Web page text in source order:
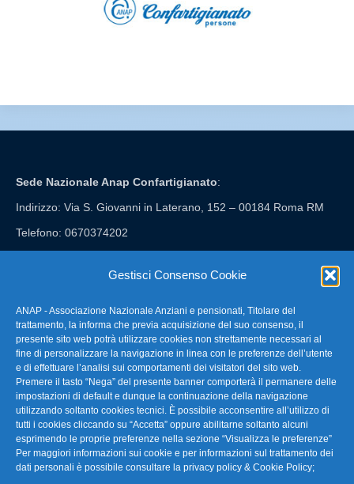
Gestisci Consenso Cookie
ANAP - Associazione Nazionale Anziani e pensionati, Titolare del
trattamento, la informa che previa acquisizione del suo consenso, il
presente sito web potrà utilizzare cookies non strettamente necessari al
fine di personalizzare la navigazione in linea con le preferenze dell’utente
e di effettuare l’analisi sui comportamenti dei visitatori del sito web.
Premere il tasto “Nega” del presente banner comporterà il permanere delle
impostazioni di default e dunque la continuazione della navigazione
utilizzando soltanto cookies tecnici. È possibile acconsentire all’utilizzo di
tutti i cookies cliccando su “Accetta” oppure abilitarne soltanto alcuni
esprimendo le proprie preferenze nella sezione “Visualizza le preferenze”
Per maggiori informazioni sui cookie e per informazioni sul trattamento dei
dati personali è possibile consultare la privacy policy & Cookie Policy;
Sede Nazionale Anap Confartigianato:
Indirizzo: Via S. Giovanni in Laterano, 152 – 00184 Roma RM
Telefono: 0670374202
FAQ – Domande Frequenti
La nostra Newsletter
Link Utili
TG Confartigianato
Privacy & Cookie Policy